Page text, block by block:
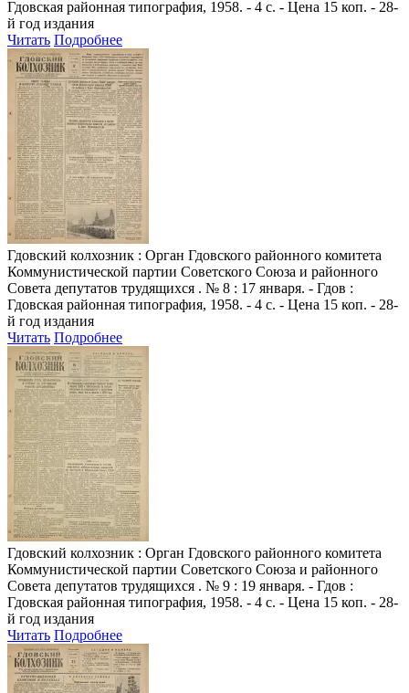
Гдовская районная типография, 1958. - 4 с. - Цена 15 коп. - 28-
й год издания
Читать Подробнее
Гдовский колхозник : Орган Гдовского районного комитета
Коммунистической партии Советского Союза и районного
Совета депутатов трудящихся . № 8 : 17 января. - Гдов :
Гдовская районная типография, 1958. - 4 с. - Цена 15 коп. - 28-
й год издания
Читать Подробнее
Гдовский колхозник : Орган Гдовского районного комитета
Коммунистической партии Советского Союза и районного
Совета депутатов трудящихся . № 9 : 19 января. - Гдов :
Гдовская районная типография, 1958. - 4 с. - Цена 15 коп. - 28-
й год издания
Читать Подробнее